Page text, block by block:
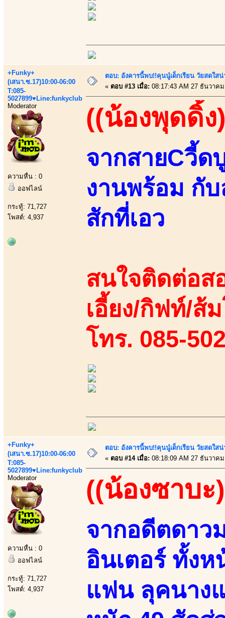
+Funky+
(เสนา.ซ.17)10:00-06:00
T:085-
5027899♥Line:funkyclub
Moderator
ความหื่น : 0
ออฟไลน์
กระทู้: 71,727
โพสต์: 4,937
ตอบ: อังคารนี้พบ!!คุนนู๋เด็กเรียน วัยสดใส
« ตอบ #13 เมื่อ: 08:17:43 AM 27 ธันวาค
((น้องพุดดิ้ง
จากสายCวี้ด
งานพร้อม กั
สักที่เอว
สนใจติดต่อส
เอี้ยง/กิฟท์/ส้
โทร. 085-
+Funky+
(เสนา.ซ.17)10:00-06:00
T:085-
5027899♥Line:funkyclub
Moderator
ความหื่น : 0
ออฟไลน์
กระทู้: 71,727
โพสต์: 4,937
ตอบ: อังคารนี้พบ!!คุนนู๋เด็กเรียน วัยสดใส
« ตอบ #14 เมื่อ: 08:18:09 AM 27 ธันวาค
((น้องซาบะ
จากอดีตดาว
อินเตอร์ ทั้งห
แฟน ลุคนาง